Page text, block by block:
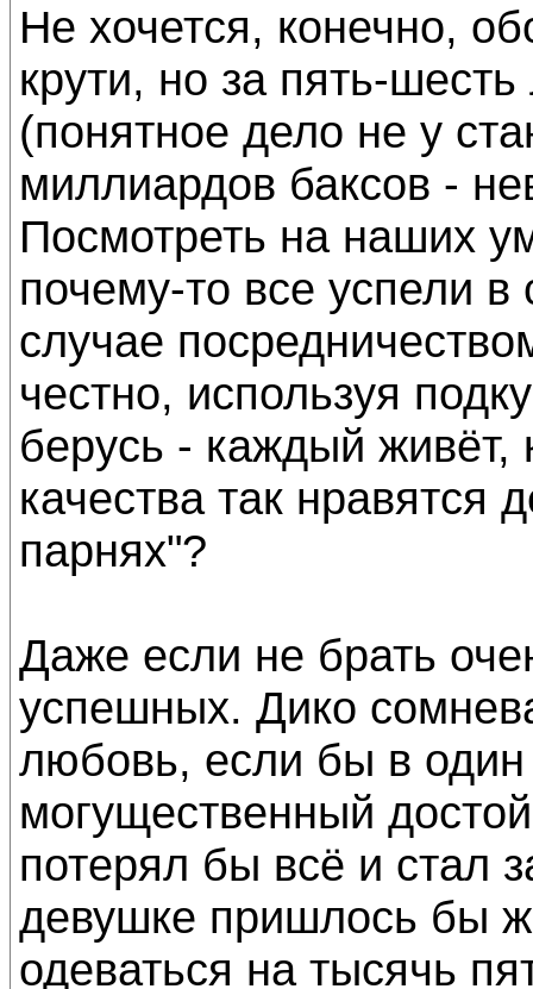
Не хочется, конечно,
крути, но за пять-
(понятное дело не у
миллиардов баксов -
Посмотреть на наших
почему-то все успели
случае
честно, используя
берусь - каждый живёт,
качества так нравятся
парнях"?
Даже если не брать
успешных. Дико
любовь, если бы в один
могущественный
потерял бы всё и стал
девушке пришлось бы
одеваться на тысячь